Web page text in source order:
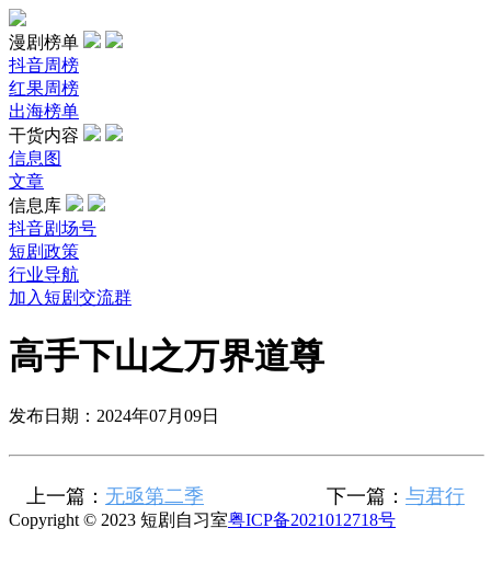
漫剧榜单
抖音周榜
红果周榜
出海榜单
干货内容
信息图
文章
信息库
抖音剧场号
短剧政策
行业导航
加入短剧交流群
高手下山之万界道尊
发布日期：2024年07月09日
上一篇： 无亟第二季 下一篇： 与君行
Copyright © 2023 短剧自习室粤ICP备2021012718号